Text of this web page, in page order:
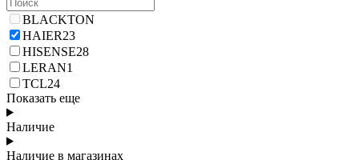
BLACKTON
HAIER23
HISENSE28
LERAN1
TCL24
Показать еще
Наличие
Наличие в магазинах